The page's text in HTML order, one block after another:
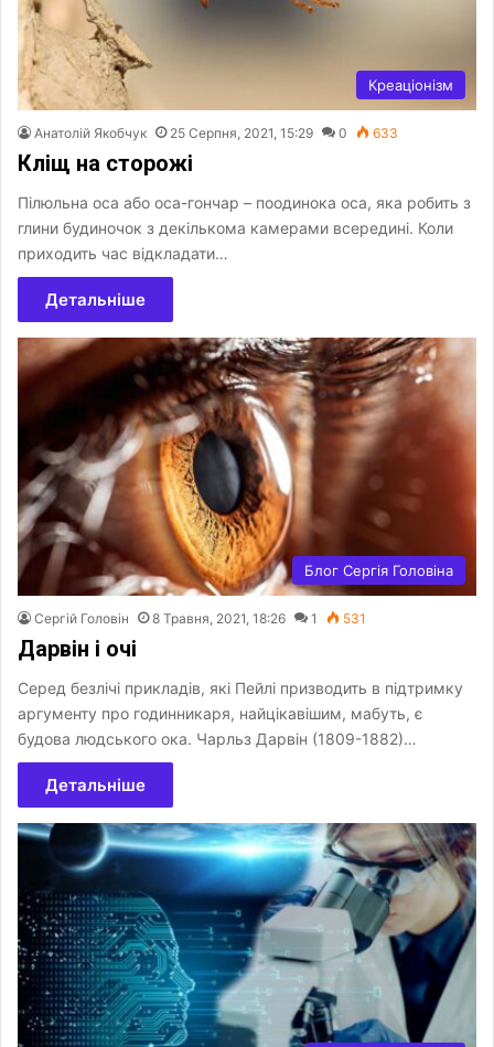
Креаціонізм
Анатолій Якобчук 25 Серпня, 2021, 15:29 0 633
Кліщ на сторожі
Пілюльна оса або оса-гончар – поодинока оса, яка робить з
глини будиночок з декількома камерами всередині. Коли
приходить час відкладати…
Детальніше
Блог Сергія Головіна
Сергій Головін 8 Травня, 2021, 18:26 1 531
Дарвін і очі
Серед безлічі прикладів, які Пейлі призводить в підтримку
аргументу про годинникаря, найцікавішим, мабуть, є
будова людського ока. Чарльз Дарвін (1809-1882)…
Детальніше